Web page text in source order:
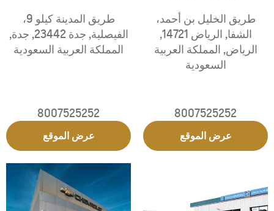
طريق الخليل بن أحمد،
الشفا, الرياض 14721
,
الرياض, المملكة العربية
السعودية
8007525252
عرض الموقع
طريق المدينة كيلو 9،
الفيصلية, جدة 23442 , جدة,
المملكة العربية السعودية
8007525252
عرض الموقع